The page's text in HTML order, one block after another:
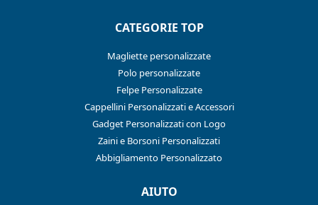
CATEGORIE TOP
Magliette personalizzate
Polo personalizzate
Felpe Personalizzate
Cappellini Personalizzati e Accessori
Gadget Personalizzati con Logo
Zaini e Borsoni Personalizzati
Abbigliamento Personalizzato
AIUTO